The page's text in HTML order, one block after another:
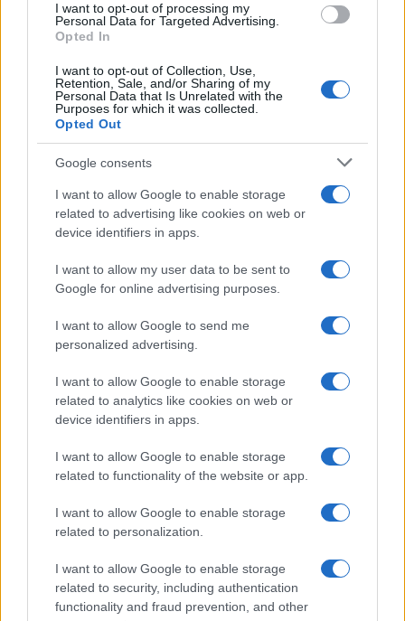
I want to opt-out of processing my
Personal Data for Targeted Advertising.
Opted In
I want to opt-out of Collection, Use,
Retention, Sale, and/or Sharing of my
Personal Data that Is Unrelated with the
Purposes for which it was collected.
Opted Out
Google consents
I want to allow Google to enable storage
related to advertising like cookies on web or
device identifiers in apps.
I want to allow my user data to be sent to
Google for online advertising purposes.
I want to allow Google to send me
personalized advertising.
I want to allow Google to enable storage
related to analytics like cookies on web or
device identifiers in apps.
I want to allow Google to enable storage
related to functionality of the website or app.
I want to allow Google to enable storage
related to personalization.
I want to allow Google to enable storage
related to security, including authentication
functionality and fraud prevention, and other
F
a
ce
b
o
o
k
T
w
it
te
r
Pi
te
re
st
W
at
s
A
p
p
S
a
re
Articolo precedente
Le previsioni meteo per il weekend a Olbia e in
Gallura
Michelle Hunziker in Gallura, bella anche dal
vivo: un amico vip svela come fa
Calangianus, dopo le polemiche il centro
accoglienza minori chiude
Olbia, divieto di sosta contro spaccio e degrado:
esplode la protesta